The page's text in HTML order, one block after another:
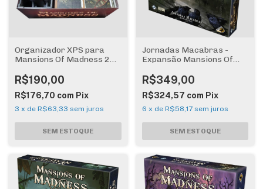
Organizador XPS para
Mansions Of Madness 2a
R$190,00
R$176,70 com Pix
3 x de R$63,33 sem juros
Jornadas Macabras -
Expansão Mansions Of
R$349,00
R$324,57 com Pix
6 x de R$58,17 sem juros